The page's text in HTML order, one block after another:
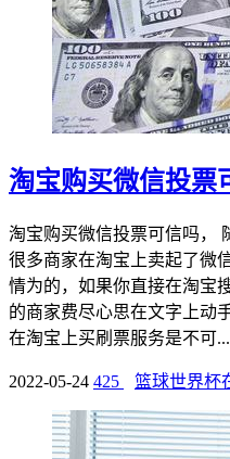
淘宝购买微信投票
淘宝购买微信投票可信吗，
很多商家在淘宝上卖起了微
情为的，如果你直接在淘宝
的商家费尽心思在文字上动
在淘宝上买刷票服务是不可...
2022-05-24 425 篮球世界杯